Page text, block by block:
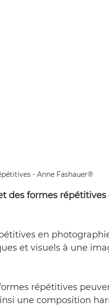
- Anne Fashauer®
des formes
en
et visuels à une
répétitives
une composition